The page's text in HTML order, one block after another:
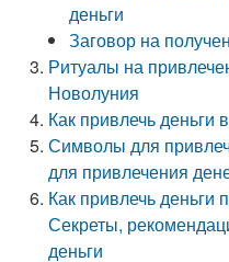
деньги
Заговор на
Ритуалы на
Новолуния
Как привлечь
Символы для
для привлечения
Как привлечь
Секреты,
деньги